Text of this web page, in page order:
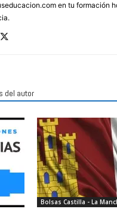
en tu formación
del autor
Bolsas Castilla - La